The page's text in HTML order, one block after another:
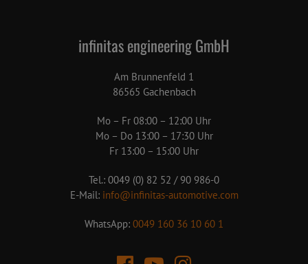
infinitas engineering GmbH
Am Brunnenfeld 1
86565 Gachenbach
Mo – Fr 08:00 – 12:00 Uhr
Mo – Do 13:00 – 17:30 Uhr
Fr 13:00 – 15:00 Uhr
Tel.: 0049 (0) 82 52 / 90 986-0
E-Mail: info@infinitas-automotive.com
WhatsApp: 0049 160 36 10 60 1